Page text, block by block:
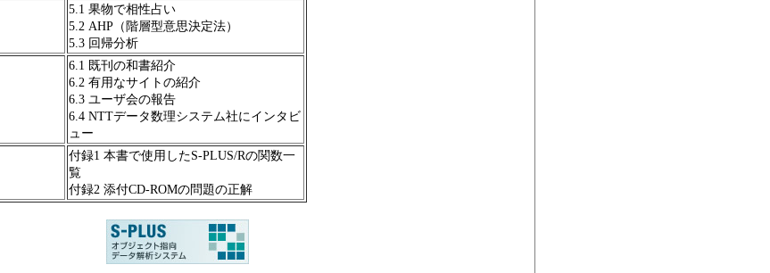
5.1 果物で相性占い
5.2 AHP（階層型意思決定法）
5.3 回帰分析
6.1 既刊の和書紹介
6.2 有用なサイトの紹介
6.3 ユーザ会の報告
6.4 NTTデータ数理システム社にインタビ
ュー
付録1 本書で使用したS-PLUS/Rの関数一
覧
付録2 添付CD-ROMの問題の正解